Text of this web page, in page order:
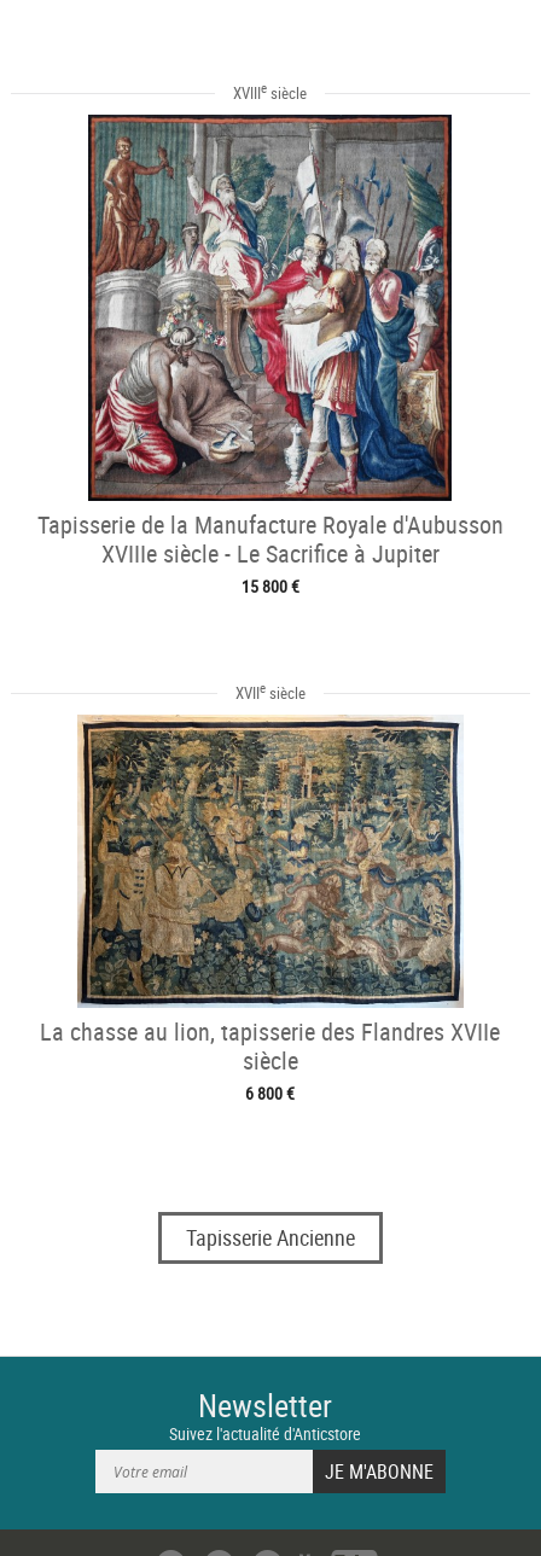
XVIIIe siècle
Tapisserie de la Manufacture Royale d'Aubusson
XVIIIe siècle - Le Sacrifice à Jupiter
15 800 €
XVIIesiècle
La chasse au lion, tapisserie des Flandres XVIIe
siècle
6 800 €
Tapisserie Ancienne
Newsletter
Suivez l'actualité d'Anticstore